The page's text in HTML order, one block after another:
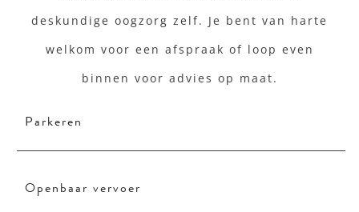
deskundige oogzorg zelf. Je bent van harte
welkom voor een afspraak of loop even
binnen voor advies op maat.
Parkeren
Openbaar vervoer